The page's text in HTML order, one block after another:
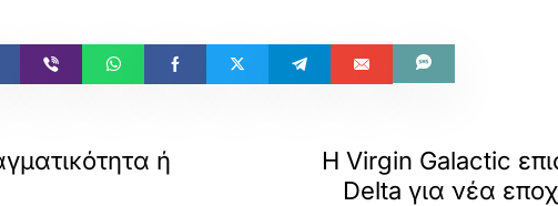
ή
Η Virgin Galactic
Delta για νέα